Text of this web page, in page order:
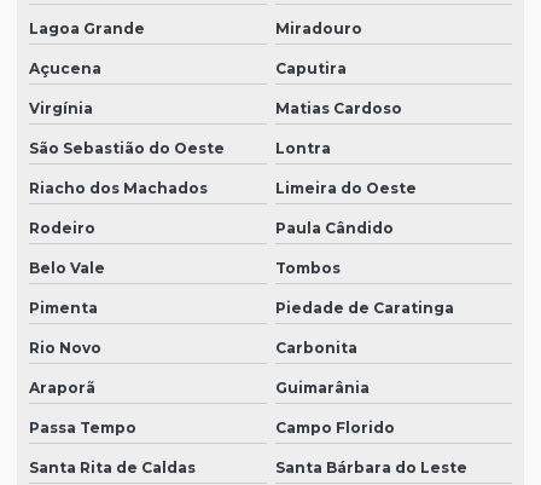
Lagoa Grande Miradouro
Açucena Caputira
Virgínia Matias Cardoso
São Sebastião do Oeste Lontra
Riacho dos Machados Limeira do Oeste
Rodeiro Paula Cândido
Belo Vale Tombos
Pimenta Piedade de Caratinga
Rio Novo Carbonita
Araporã Guimarânia
Passa Tempo Campo Florido
Santa Rita de Caldas Santa Bárbara do Leste